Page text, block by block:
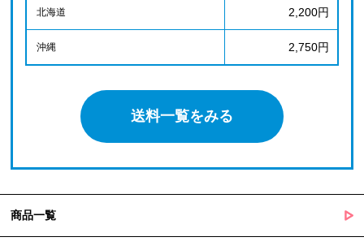
北海道 2,200円
沖縄 2,750円
送料一覧をみる
商品一覧